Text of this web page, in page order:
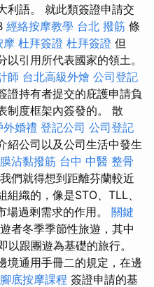
利語。 就此類簽證申請交
經絡按摩教學 台北 撥筋 條
摩 杜拜簽證 杜拜簽證 但
引用所代表國家的領土。
師 台北高級外燴 公司登記
證持有者提交的庇護申請負
制度框架內簽發的。 散
外婚禮 登記公司 公司登記
紹公司以及公司生活中發生
沾黏撥筋 台中 中醫 整骨
們就得想到距離芬蘭較近
織的，像是STO、TLL、
場過剩需求的作用。 關鍵
者冬季季節性旅遊，其中
跟團遊為基礎的旅行。
境通用手冊二的規定，在邊
腳底按摩課程 簽證申請的基